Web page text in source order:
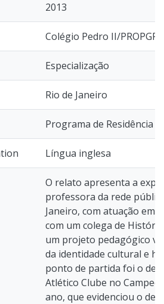
2013
Colégio Pedro II/
Especialização
Rio de Janeiro
Programa de Residência
Língua inglesa
O relato apresenta a
professora da rede
Janeiro, com atuação em
com um colega de
um projeto pedagógico
da identidade cultural e
ponto de partida foi o
Atlético Clube no
ano, que evidenciou o